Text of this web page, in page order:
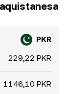
PKR
229,22 PKR
1146,10 PKR